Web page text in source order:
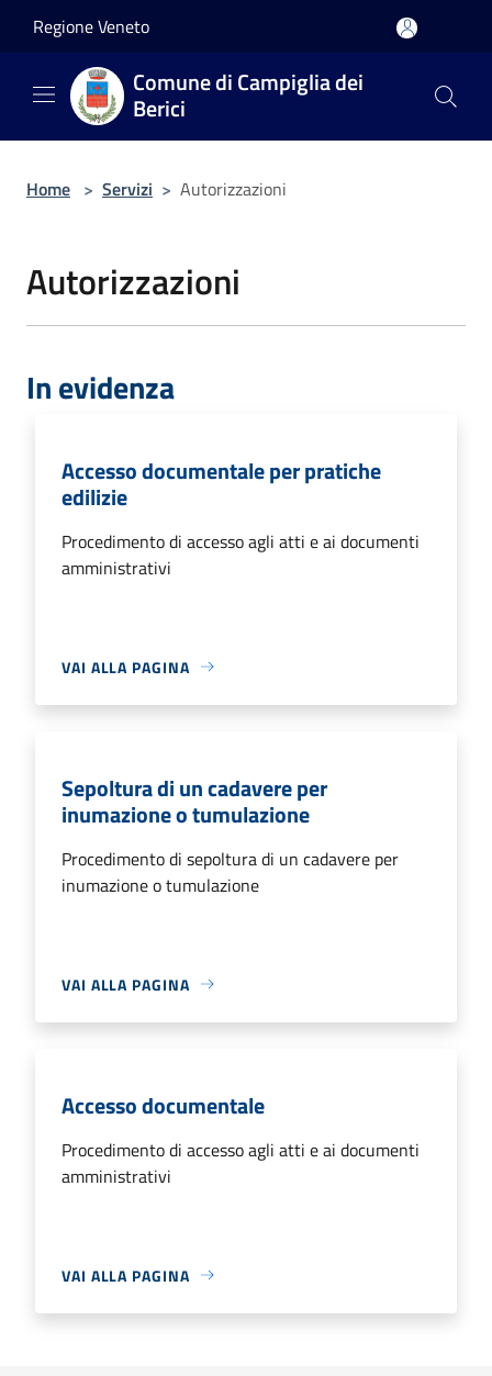
Regione Veneto
Comune di Campiglia dei
Berici
Home > Servizi > Autorizzazioni
Autorizzazioni
In evidenza
Accesso documentale per pratiche
edilizie
Procedimento di accesso agli atti e ai documenti
amministrativi
VAI ALLA PAGINA
Sepoltura di un cadavere per
inumazione o tumulazione
Procedimento di sepoltura di un cadavere per
inumazione o tumulazione
VAI ALLA PAGINA
Accesso documentale
Procedimento di accesso agli atti e ai documenti
amministrativi
VAI ALLA PAGINA